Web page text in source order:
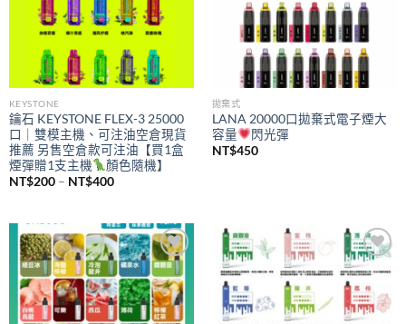
KEYSTONE
鑰石 KEYSTONE FLEX-3 25000
口｜雙模主機、可注油空倉現貨
推薦 另售空倉款可注油【買1盒
煙彈贈1支主機
顏色隨機】
NT$200 – NT$400價
NT$200
到
NT$400
拋棄式
LANA 20000口拋棄式電子煙大
容量
閃光彈
NT$450
Add to
wishlist
Add to